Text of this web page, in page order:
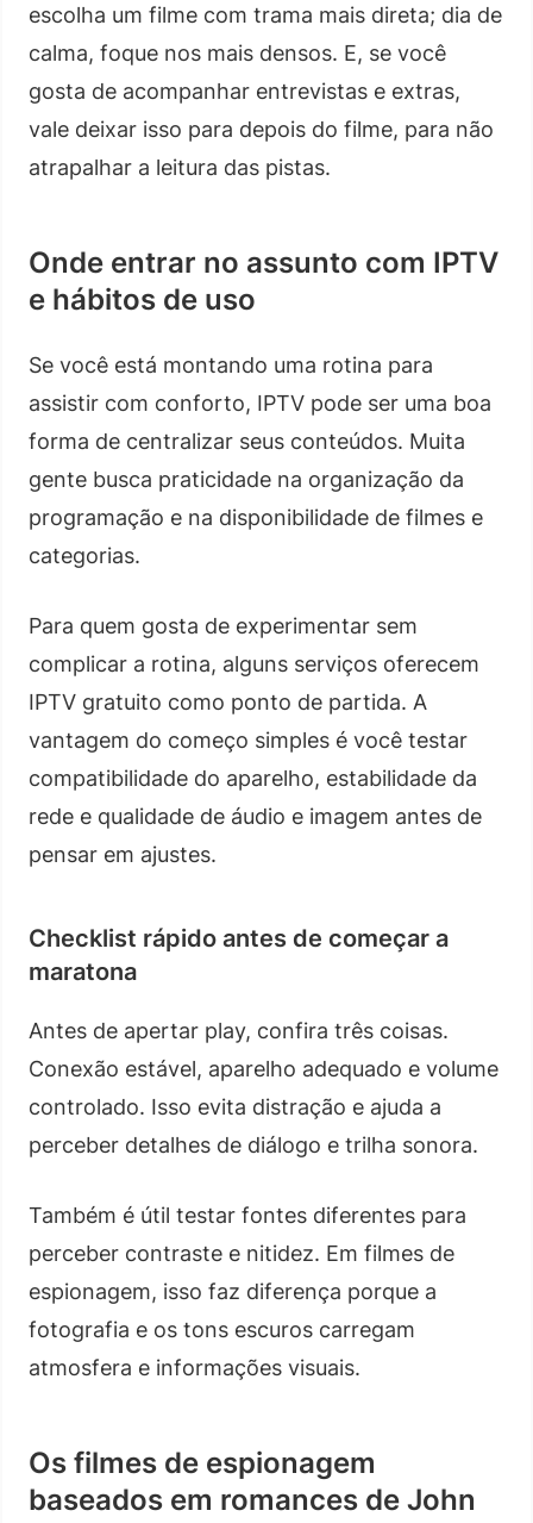
escolha um filme com trama mais direta; dia de
calma, foque nos mais densos. E, se você
gosta de acompanhar entrevistas e extras,
vale deixar isso para depois do filme, para não
atrapalhar a leitura das pistas.
Onde entrar no assunto com IPTV
e hábitos de uso
Se você está montando uma rotina para
assistir com conforto, IPTV pode ser uma boa
forma de centralizar seus conteúdos. Muita
gente busca praticidade na organização da
programação e na disponibilidade de filmes e
categorias.
Para quem gosta de experimentar sem
complicar a rotina, alguns serviços oferecem
IPTV gratuito como ponto de partida. A
vantagem do começo simples é você testar
compatibilidade do aparelho, estabilidade da
rede e qualidade de áudio e imagem antes de
pensar em ajustes.
Checklist rápido antes de começar a
maratona
Antes de apertar play, confira três coisas.
Conexão estável, aparelho adequado e volume
controlado. Isso evita distração e ajuda a
perceber detalhes de diálogo e trilha sonora.
Também é útil testar fontes diferentes para
perceber contraste e nitidez. Em filmes de
espionagem, isso faz diferença porque a
fotografia e os tons escuros carregam
atmosfera e informações visuais.
Os filmes de espionagem
baseados em romances de John